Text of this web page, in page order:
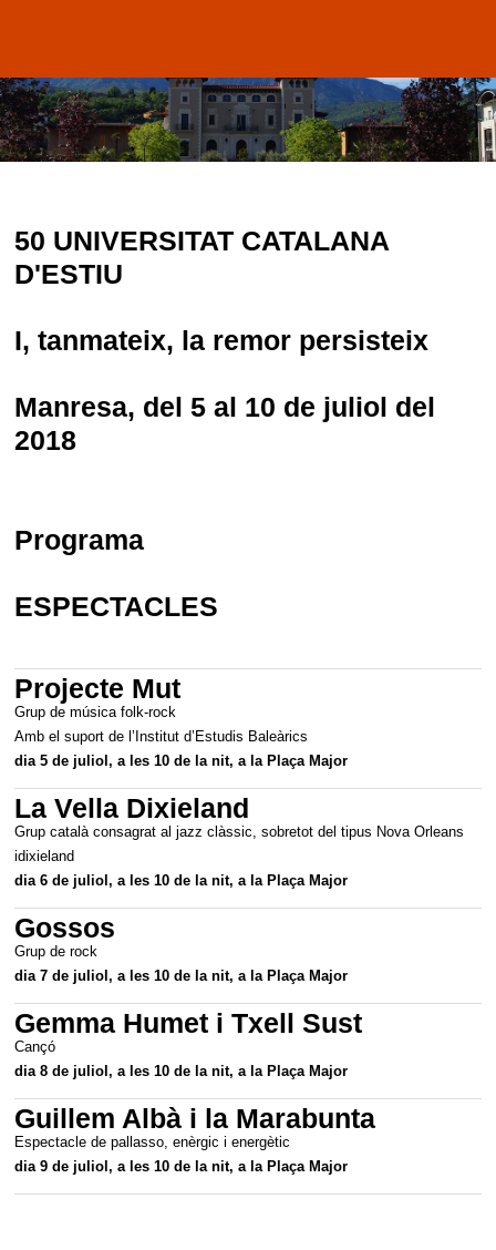
50 UNIVERSITAT CATALANA
D'ESTIU
I, tanmateix, la remor persisteix
Manresa, del 5 al 10 de juliol del
2018
Programa
ESPECTACLES
Projecte Mut
Grup de música folk-rock
Amb el suport de l’Institut d’Estudis Baleàrics
dia 5 de juliol, a les 10 de la nit, a la Plaça Major
La Vella Dixieland
Grup català consagrat al jazz clàssic, sobretot del tipus Nova Orleans
idixieland
dia 6 de juliol, a les 10 de la nit, a la Plaça Major
Gossos
Grup de rock
dia 7 de juliol, a les 10 de la nit, a la Plaça Major
Gemma Humet i Txell Sust
Cançó
dia 8 de juliol, a les 10 de la nit, a la Plaça Major
Guillem Albà i la Marabunta
Espectacle de pallasso, enèrgic i energètic
dia 9 de juliol, a les 10 de la nit, a la Plaça Major